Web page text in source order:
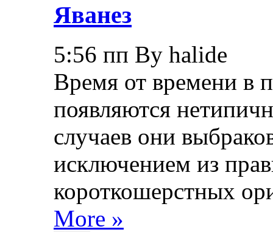
Яванез
5:56 пп By halide
Время от времени в
появляются
случаев они
исключением из
короткошерстных
More »